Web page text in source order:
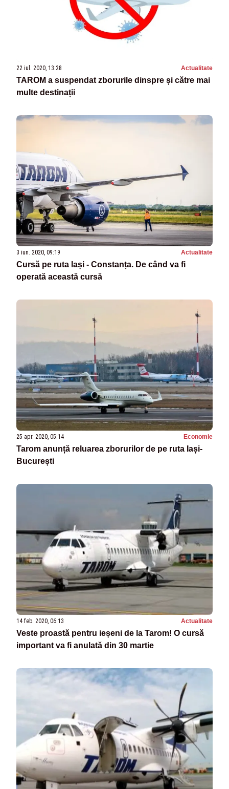
22 iul. 2020, 13:28 Actualitate
TAROM a suspendat zborurile dinspre și către mai
multe destinații
3 iun. 2020, 09:19 Actualitate
Cursă pe ruta Iași - Constanța. De când va fi
operată această cursă
25 apr. 2020, 05:14 Economie
Tarom anunță reluarea zborurilor de pe ruta Iași-
București
14 feb. 2020, 06:13 Actualitate
Veste proastă pentru ieșeni de la Tarom! O cursă
important va fi anulată din 30 martie